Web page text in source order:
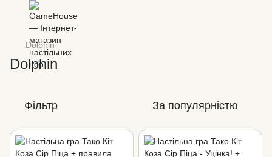
Dolphin
Dolphin
Фільтр За популярністю